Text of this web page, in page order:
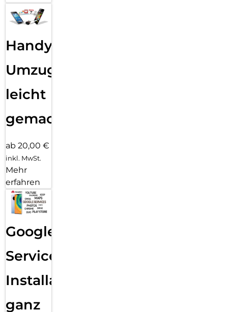
Handy
Umzug
leicht
gemacht!
ab 20,00 €
inkl. MwSt.
Mehr
erfahren
Google
Services
Installation
ganz